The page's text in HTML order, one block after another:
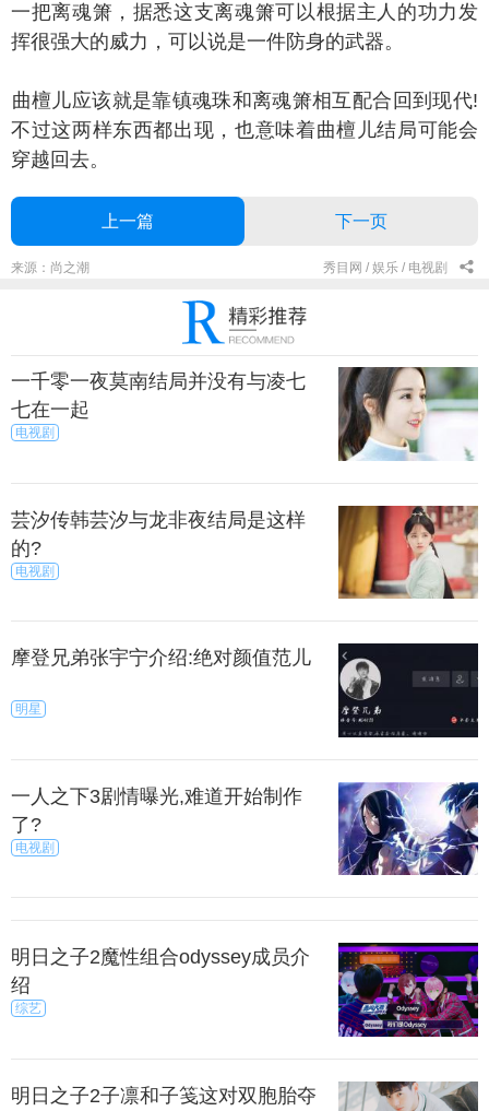
一把离魂箫，据悉这支离魂箫可以根据主人的功力发
挥很强大的威力，可以说是一件防身的武器。
儿应该就是靠镇魂珠和离魂箫相互配合回到现代!
不过这两样东西都出现，也意味着曲檀儿结局可能会
穿越回去。
上一篇 下一页
来源：尚之潮 秀目网 / 娱乐 / 电视剧
一千零一夜莫南结局并没有与凌七
七在一起
电视剧
芸汐传韩芸汐与龙非夜结局是这样
的?
电视剧
摩登兄弟张宇宁介绍:绝对颜值范儿
明星
一人之下3剧情曝光,难道开始制作
了?
电视剧
明日之子2魔性组合odyssey成员介
绍
综艺
明日之子2子凛和子笺这对双胞胎夺